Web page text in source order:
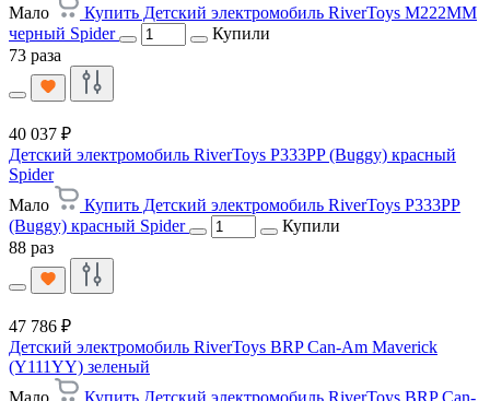
Мало
Купить Детский электромобиль RiverToys M222MM
черный Spider
Купили
73 раза
40 037 ₽
Детский электромобиль RiverToys P333PP (Buggy) красный
Spider
Мало
Купить Детский электромобиль RiverToys P333PP
(Buggy) красный Spider
Купили
88 раз
47 786 ₽
Детский электромобиль RiverToys BRP Can-Am Maverick
(Y111YY) зеленый
Мало
Купить Детский электромобиль RiverToys BRP Can-